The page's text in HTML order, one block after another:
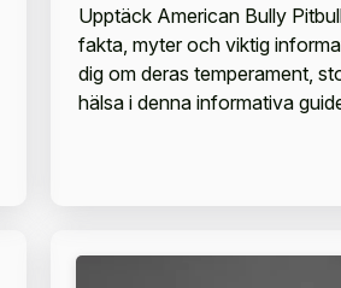
Upptäck American Bully
fakta, myter och viktig
dig om deras temperament,
hälsa i denna informativa